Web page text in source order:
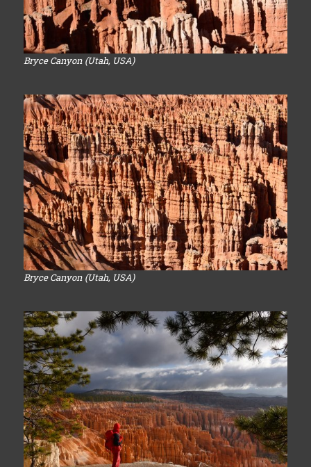
Bryce Canyon (Utah, USA)
Bryce Canyon (Utah, USA)